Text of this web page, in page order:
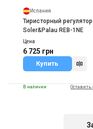
Испания
Тиристорный регулятор
Soler&Palau REB-1NE
Цена
6 725 грн
Купить
В наличии Оставить